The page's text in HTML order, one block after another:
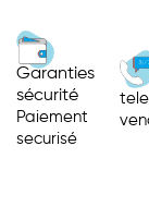
Garanties
sécurité
Paiement
securisé